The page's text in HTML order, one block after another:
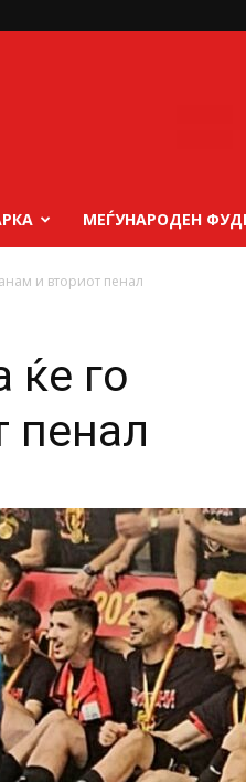
МЕЃУНАРОДЕН
и вториот пенал
ќе го
пенал